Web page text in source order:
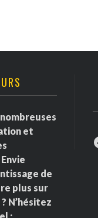
et
de
plus sur
N’hésitez
: